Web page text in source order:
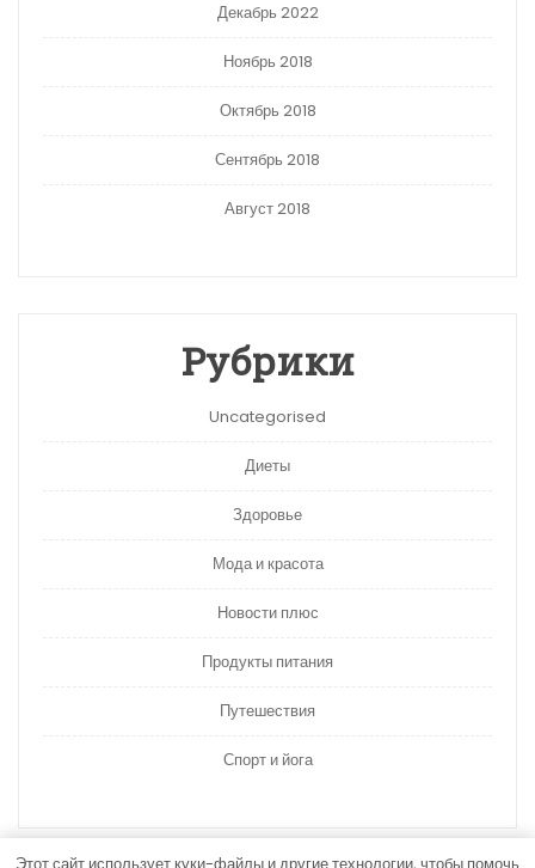
Декабрь 2022
Ноябрь 2018
Октябрь 2018
Сентябрь 2018
Август 2018
Рубрики
Uncategorised
Диеты
Здоровье
Мода и красота
Новости плюс
Продукты питания
Путешествия
Спорт и йога
Этот сайт использует куки-файлы и другие технологии, чтобы помочь